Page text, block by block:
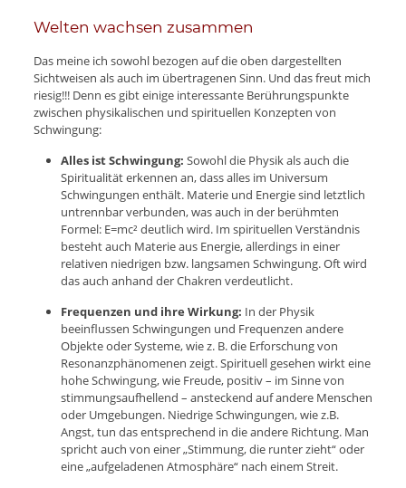
Welten wachsen zusammen
Das meine ich sowohl bezogen auf die oben dargestellten
Sichtweisen als auch im übertragenen Sinn. Und das freut mich
riesig!!! Denn es gibt einige interessante Berührungspunkte
zwischen physikalischen und spirituellen Konzepten von
Schwingung:
Alles ist Schwingung: Sowohl die Physik als auch die
Spiritualität erkennen an, dass alles im Universum
Schwingungen enthält. Materie und Energie sind letztlich
untrennbar verbunden, was auch in der berühmten
Formel: E=mc² deutlich wird. Im spirituellen Verständnis
besteht auch Materie aus Energie, allerdings in einer
relativen niedrigen bzw. langsamen Schwingung. Oft wird
das auch anhand der Chakren verdeutlicht.
Frequenzen und ihre Wirkung: In der Physik
beeinflussen Schwingungen und Frequenzen andere
Objekte oder Systeme, wie z. B. die Erforschung von
Resonanzphänomenen zeigt. Spirituell gesehen wirkt eine
hohe Schwingung, wie Freude, positiv – im Sinne von
stimmungsaufhellend – ansteckend auf andere Menschen
oder Umgebungen. Niedrige Schwingungen, wie z.B.
Angst, tun das entsprechend in die andere Richtung. Man
spricht auch von einer „Stimmung, die runter zieht“ oder
eine „aufgeladenen Atmosphäre“ nach einem Streit.